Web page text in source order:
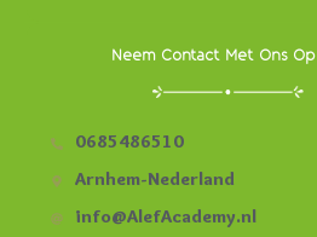
Neem Contact Met Ons Op
0685486510
Arnhem-Nederland
info@AlefAcademy.nl